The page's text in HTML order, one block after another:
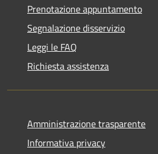
Prenotazione appuntamento
Segnalazione disservizio
Leggi le FAQ
Richiesta assistenza
Amministrazione trasparente
Informativa privacy